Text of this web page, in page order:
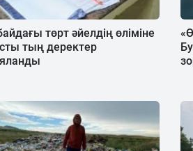
төрт әйелдің өліміне
тың деректер